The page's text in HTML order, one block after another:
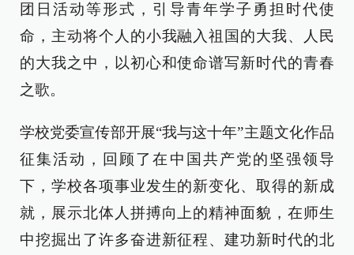
团日活动等形式，引导青年学子勇担时代使
命，主动将个人的小我融入祖国的大我、人民
的大我之中，以初心和使命谱写新时代的青春
之歌。
学校党委宣传部开展“我与这十年”主题文化作品
征集活动，回顾了在中国共产党的坚强领导
下，学校各项事业发生的新变化、取得的新成
就，展示北体人拼搏向上的精神面貌，在师生
中挖掘出了许多奋进新征程、建功新时代的北